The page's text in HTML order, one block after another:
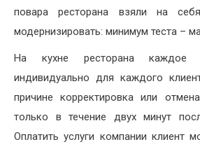
повара ресторана взяли на
модернизировать: минимум теста –
На кухне ресторана каждое
индивидуально для каждого
причине корректировка или
только в течение двух минут
Оплатить услуги компании клиент